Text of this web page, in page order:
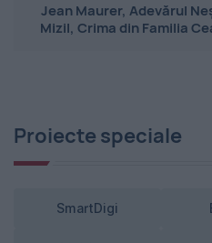
Jean Maurer, Adevărul
Mizil, Crima din Familia
Proiecte speciale
SmartDigi